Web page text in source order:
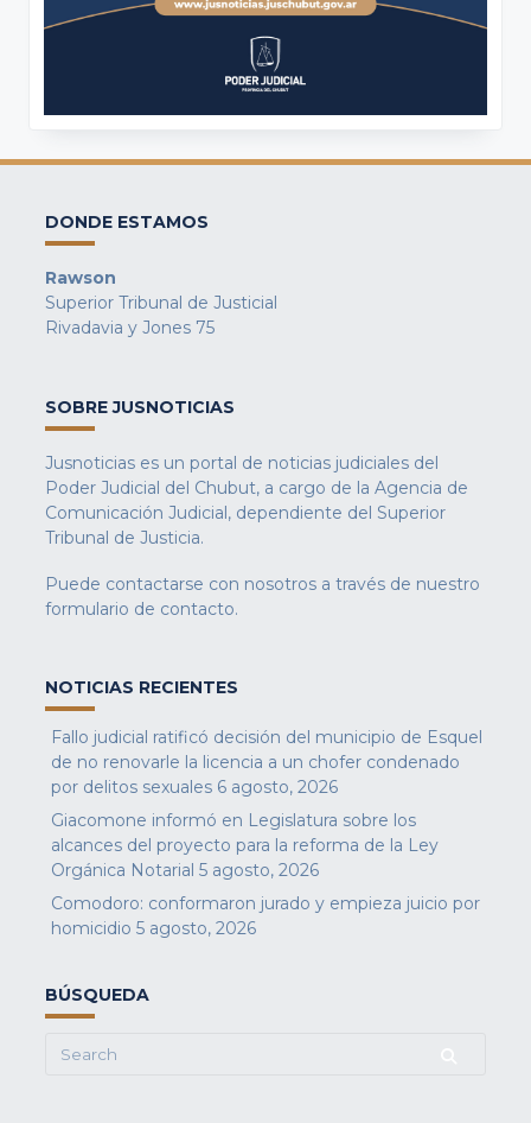
DONDE ESTAMOS
Rawson
Superior Tribunal de Justicial
Rivadavia y Jones 75
SOBRE JUSNOTICIAS
Jusnoticias es un portal de noticias judiciales del
Poder Judicial del Chubut, a cargo de la Agencia de
Comunicación Judicial, dependiente del Superior
Tribunal de Justicia.
Puede contactarse con nosotros a través de nuestro
formulario de contacto.
NOTICIAS RECIENTES
Fallo judicial ratificó decisión del municipio de Esquel
de no renovarle la licencia a un chofer condenado
por delitos sexuales 6 agosto, 2026
Giacomone informó en Legislatura sobre los
alcances del proyecto para la reforma de la Ley
Orgánica Notarial 5 agosto, 2026
Comodoro: conformaron jurado y empieza juicio por
homicidio 5 agosto, 2026
BÚSQUEDA
Search